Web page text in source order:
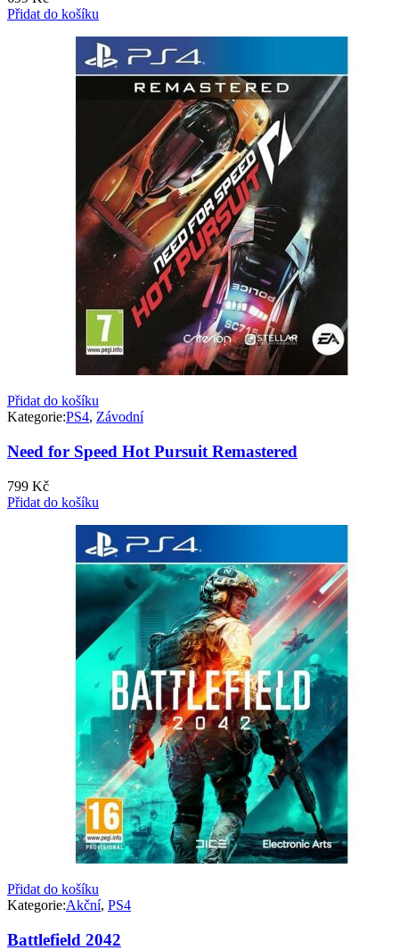
Přidat do košíku
Přidat do košíku
Kategorie:PS4, Závodní
Need for Speed Hot Pursuit Remastered
799 Kč
Přidat do košíku
Přidat do košíku
Kategorie:Akční, PS4
Battlefield 2042